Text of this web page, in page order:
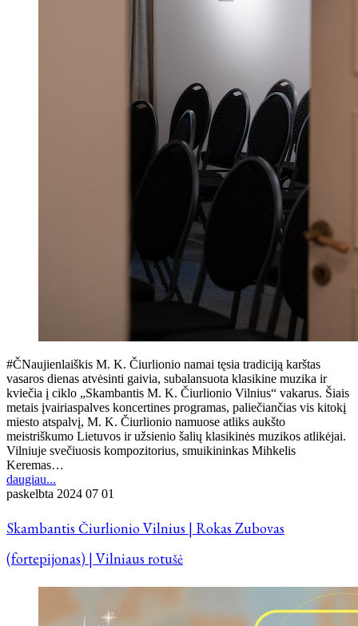
#ČNaujienlaiškis M. K. Čiurlionio namai tęsia tradiciją karštas
vasaros dienas atvėsinti gaivia, subalansuota klasikine muzika ir
kviečia į ciklo „Skambantis M. K. Čiurlionio Vilnius“ vakarus. Šiais
metais įvairiaspalves koncertines programas, paliečiančias vis kitokį
miesto atspalvį, M. K. Čiurlionio namuose atliks aukšto
meistriškumo Lietuvos ir užsienio šalių klasikinės muzikos atlikėjai.
Vilniuje svečiuosis kompozitorius, smuikininkas Mihkelis
Keremas…
daugiau...
paskelbta 2024 07 01
Skambantis Čiurlionio Vilnius | Rokas Zubovas
(fortepijonas) | Vilniaus rotušė